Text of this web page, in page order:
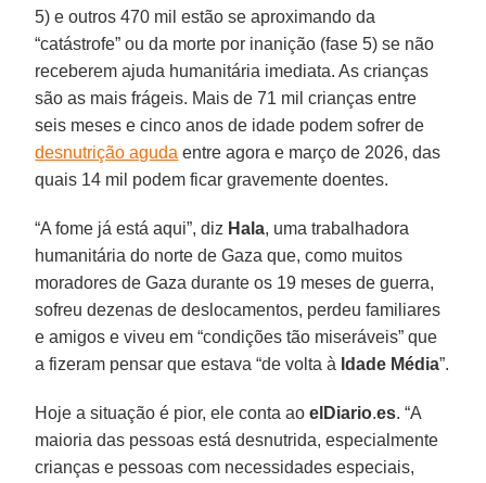
5) e outros 470 mil estão se aproximando da
“catástrofe” ou da morte por inanição (fase 5) se não
receberem ajuda humanitária imediata. As crianças
são as mais frágeis. Mais de 71 mil crianças entre
seis meses e cinco anos de idade podem sofrer de
desnutrição aguda entre agora e março de 2026, das
quais 14 mil podem ficar gravemente doentes.
“A fome já está aqui”, diz Hala, uma trabalhadora
humanitária do norte de Gaza que, como muitos
moradores de Gaza durante os 19 meses de guerra,
sofreu dezenas de deslocamentos, perdeu familiares
e amigos e viveu em “condições tão miseráveis” que
a fizeram pensar que estava “de volta à Idade Média”.
Hoje a situação é pior, ele conta aoelDiario.es. “A
maioria das pessoas está desnutrida, especialmente
crianças e pessoas com necessidades especiais,